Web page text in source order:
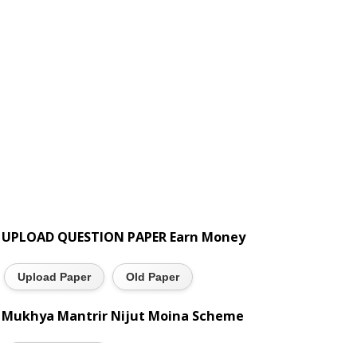
UPLOAD QUESTION PAPER Earn Money
Upload Paper Old Paper
Mukhya Mantrir Nijut Moina Scheme